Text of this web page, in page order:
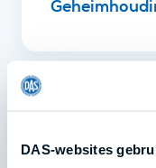
DAS-websites